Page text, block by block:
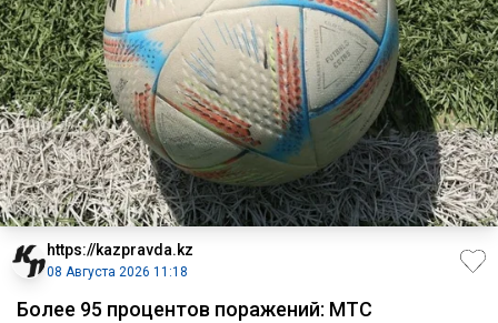
https://kazpravda.kz
08 Августа 2026 11:18
Более 95 процентов поражений: МТС